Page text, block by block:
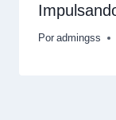
Por admingss